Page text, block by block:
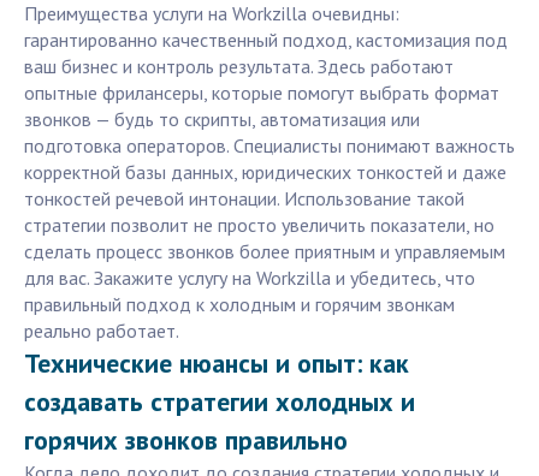
Преимущества услуги на Workzilla очевидны:
гарантированно качественный подход, кастомизация под
ваш бизнес и контроль результата. Здесь работают
опытные фрилансеры, которые помогут выбрать формат
звонков — будь то скрипты, автоматизация или
подготовка операторов. Специалисты понимают важность
корректной базы данных, юридических тонкостей и даже
тонкостей речевой интонации. Использование такой
стратегии позволит не просто увеличить показатели, но
сделать процесс звонков более приятным и управляемым
для вас. Закажите услугу на Workzilla и убедитесь, что
правильный подход к холодным и горячим звонкам
реально работает.
Технические нюансы и опыт: как
создавать стратегии холодных и
горячих звонков правильно